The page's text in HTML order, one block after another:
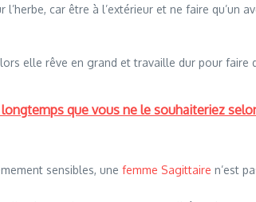
car être à l’extérieur et ne faire qu’un
elle rêve en grand et travaille dur pour faire
que vous ne le souhaiteriez
sensibles, une femme Sagittaire n’est